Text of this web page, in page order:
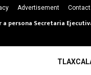
Advertisement Contact
persona Secretaria